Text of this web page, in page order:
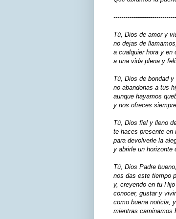
Tú, Dios de amor y
no dejas de llamamos,
a cualquier hora y en
a una vida plena y
Tú, Dios de bondad y
no abandonas a tus
aunque hayamos
y nos ofreces
Tú, Dios fiel y lleno
te haces presente en
para devolverle la
y abrirle un horizonte
Tú, Dios Padre bueno,
nos das este tiempo
y, creyendo en tu
conocer, gustar y
como buena noticia,
mientras caminamos